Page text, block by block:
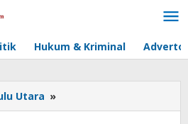
Hukum & Kriminal
Utara »
menjelang